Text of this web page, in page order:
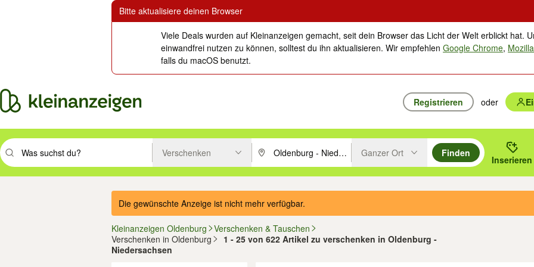
Bitte aktualisiere deinen Browser
Viele Deals wurden auf Kleinanzeigen gemacht, seit dein Browser das Licht der Welt erblickt hat.
einwandfrei nutzen zu können, solltest du ihn aktualisieren. Wir empfehlenGoogle Chrome,
falls du macOS benutzt.
Registrieren oder
Suchbegriff eingeben. Eingabetaste drücken um zu suchen, oder Vorschläge mit den Pfeiltasten nach oben/unten durchsuchen und mit
Verschenken PLZ oder Ort eingeben. Eingabetaste drücken um zu suchen, oder
Ganzer Ort
Finden
Inserieren
Die gewünschte Anzeige ist nicht mehr verfügbar.
Kleinanzeigen Oldenburg
Verschenken & Tauschen
Verschenken in Oldenburg
1 - 25 von 622 Artikel zu verschenken in Oldenburg -
Niedersachsen